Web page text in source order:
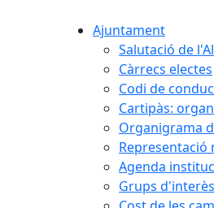
Ajuntament
Salutació de
Càrrecs electes
Codi de
Cartipàs:
Organigrama
Representació
Agenda
Grups d'interès